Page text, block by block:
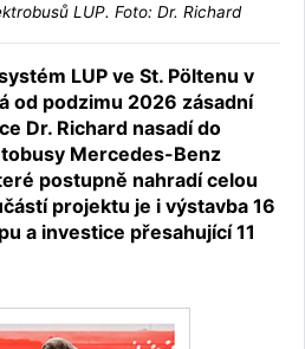
LUP. Foto: Dr. Richard
LUP ve St. Pöltenu v
od podzimu 2026 zásadní
Dr. Richard nasadí do
Mercedes-Benz
postupně nahradí celou
projektu je i výstavba 16
a investice přesahující 11